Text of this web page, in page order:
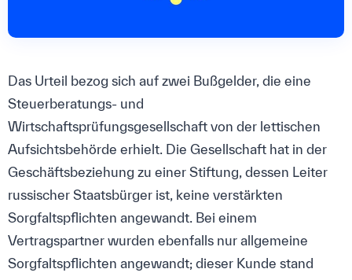
Das Urteil bezog sich auf zwei Bußgelder, die eine
Steuerberatungs- und
Wirtschaftsprüfungsgesellschaft von der lettischen
Aufsichtsbehörde erhielt. Die Gesellschaft hat in der
Geschäftsbeziehung zu einer Stiftung, dessen Leiter
russischer Staatsbürger ist, keine verstärkten
Sorgfaltspflichten angewandt. Bei einem
Vertragspartner wurden ebenfalls nur allgemeine
Sorgfaltspflichten angewandt; dieser Kunde stand